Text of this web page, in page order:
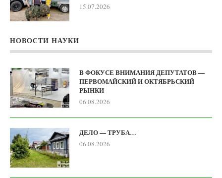
15.07.2026
НОВОСТИ НАУКИ
В ФОКУСЕ ВНИМАНИЯ ДЕПУТАТОВ —
ПЕРВОМАЙСКИЙ И ОКТЯБРЬСКИЙ
РЫНКИ
06.08.2026
ДЕЛО — ТРУБА…
06.08.2026